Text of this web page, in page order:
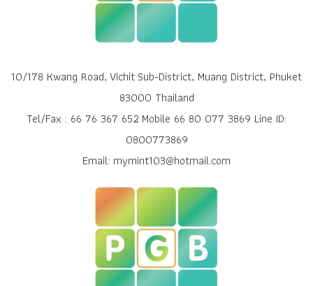
10/178 Kwang Road, Vichit Sub-District, Muang District, Phuket
83000 Thailand
Tel/Fax : 66 76 367 652 Mobile 66 80 077 3869 Line ID:
0800773869
Email: mymint103@hotmail.com